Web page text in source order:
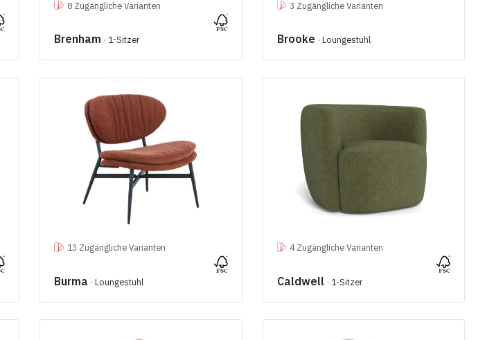
8 Zugängliche Varianten
Brenham · 1-Sitzer
3 Zugängliche Varianten
Brooke · Loungestuhl
13 Zugängliche Varianten
Burma · Loungestuhl
4 Zugängliche Varianten
Caldwell · 1-Sitzer